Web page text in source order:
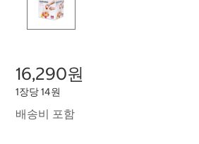
16,290원
1장당 14원
배송비 포함